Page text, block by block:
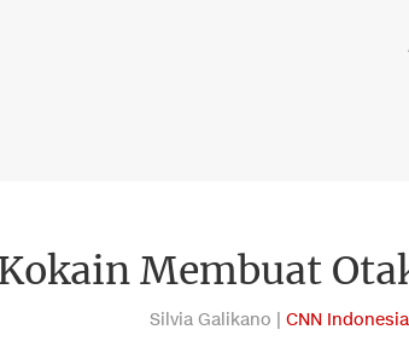
Membuat
Silvia Galikano | CNN Indonesia